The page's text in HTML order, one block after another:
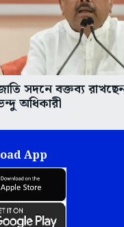
সদনে বক্তব্য রাখছেন
অধিকারী
App